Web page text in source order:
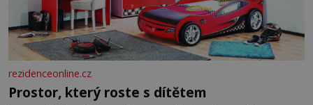
rezidenceonline.cz
Prostor, který roste s dítětem